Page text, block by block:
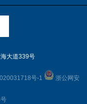
大道339号
号-1 浙公网安